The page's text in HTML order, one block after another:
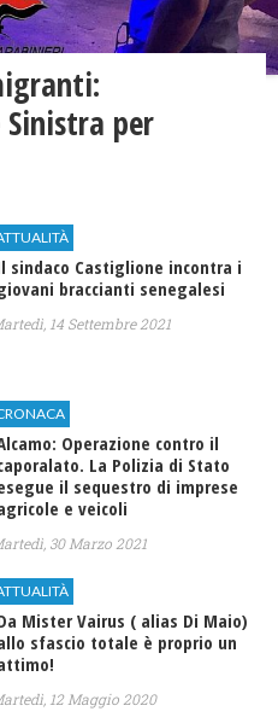
per
sindaco Castiglione incontra i
braccianti senegalesi
14 Settembre 2021
Operazione contro il
La Polizia di Stato
il sequestro di imprese
e veicoli
30 Marzo 2021
Mister Vairus ( alias Di Maio)
sfascio totale è proprio un
12 Maggio 2020